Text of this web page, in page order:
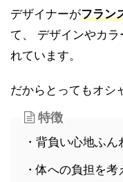
デザイナーがフラン
て、 デザインやカ
れています。
だからとってもオシ
特徴
・背負い心地ふん
・体への負担を